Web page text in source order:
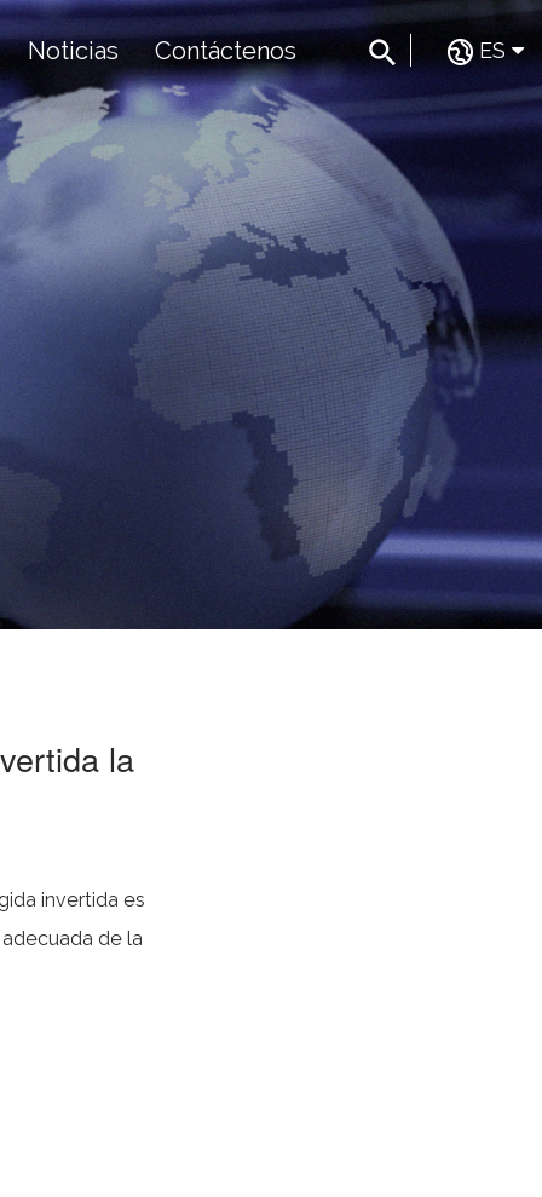
Noticias Contáctenos ES
la
de la